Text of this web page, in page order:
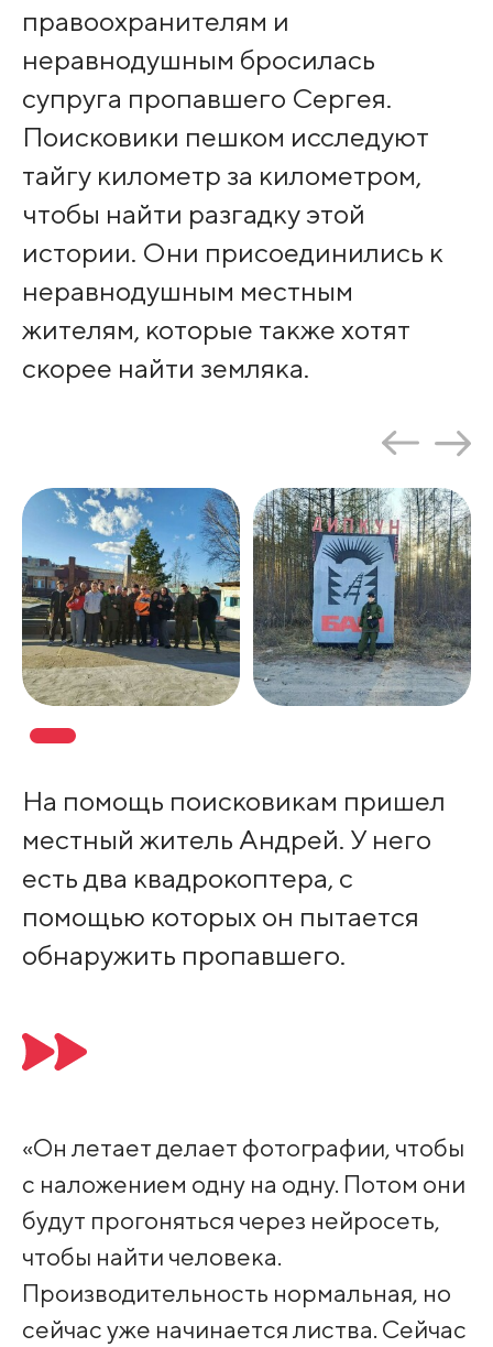
правоохранителям и
неравнодушным бросилась
супруга пропавшего Сергея.
Поисковики пешком исследуют
тайгу километр за километром,
чтобы найти разгадку этой
истории. Они присоединились к
неравнодушным местным
жителям, которые также хотят
скорее найти земляка.
На помощь поисковикам пришел
местный житель Андрей. У него
есть два квадрокоптера, с
помощью которых он пытается
обнаружить пропавшего.
«Он летает делает фотографии, чтобы
с наложением одну на одну. Потом они
будут прогоняться через нейросеть,
чтобы найти человека.
Производительность нормальная, но
сейчас уже начинается листва. Сейчас